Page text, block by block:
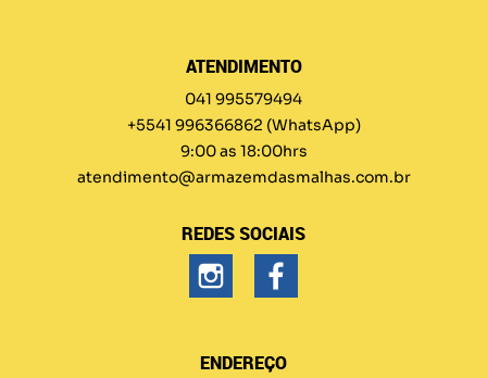
ATENDIMENTO
041 995579494
+5541 996366862 (WhatsApp)
9:00 as 18:00hrs
atendimento@armazemdasmalhas.com.br
REDES SOCIAIS
ENDEREÇO